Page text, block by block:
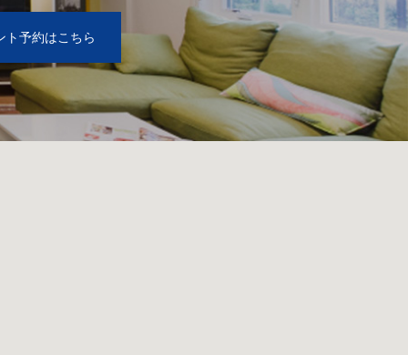
ト予約はこちら